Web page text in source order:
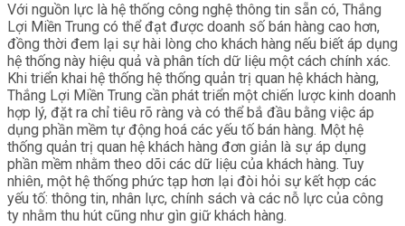
Với nguồn lực là hệ thống công nghệ thông tin sẵn có, Thắng
Lợi Miền Trung có thể đạt được doanh số bán hàng cao hơn,
đồng thời đem lại sự hài lòng cho khách hàng nếu biết áp dụng
hệ thống này hiệu quả và phân tích dữ liệu một cách chính xác.
Khi triển khai hệ thống hệ thống quản trị quan hệ khách hàng,
Thắng Lợi Miền Trung cần phát triển một chiến lược kinh doanh
hợp lý, đặt ra chỉ tiêu rõ ràng và có thể bắ đầu bằng việc áp
dụng phần mềm tự động hoá các yếu tố bán hàng. Một hệ
thống quản trị quan hệ khách hàng đơn giản là sự áp dụng
phần mềm nhằm theo dõi các dữ liệu của khách hàng. Tuy
nhiên, một hệ thống phức tạp hơn lại đòi hỏi sự kết hợp các
yếu tố: thông tin, nhân lực, chính sách và các nỗ lực của công
ty nhằm thu hút cũng như gìn giữ khách hàng.